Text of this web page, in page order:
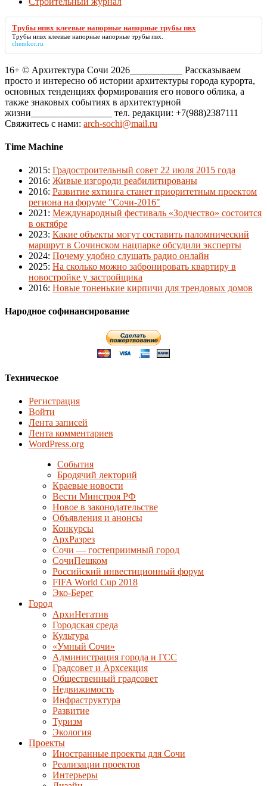
Трубы нпвх клеевые напорные напорные трубы пвх
Трубы нпвх клеевые напорные напорные трубы пвх
chemkor.ru
16+ © Архитектура Сочи 2026___________ Рассказываем
просто и интересно об истории архитектуры города курорта,
основных тенденциях формирования его нового облика, а
также знаковых событиях в архитектурной
жизни_________________ тел. редакции: +7(988)2387111
Свяжитесь с нами: arch-sochi@mail.ru
Time Machine
2015: Градостроительный совет 22 июля 2015 года
2016: Живые изгороди реабилитированы
2016: Развитие яхтинга станет приоритетным проектом
региона на форуме "Сочи-2016"
2021 : Международный фестиваль «Зодчество» состоится
в октябре
2023: Какие объекты могут составить паломнический
маршрут в Сочинском нацпарке обсудили эксперты
2024: Почему удобно слушать радио онлайн
2025: На сколько можно забронировать квартиру в
новостройке у застройщика
2016: Новые тоненькие кирпичи для трендовых домов
Народное софинансирование
Техническое
Регистрация
Войти
Лента записей
Лента комментариев
WordPress.org
События
Бродячий лекторий
Краевые новости
Вести Минстроя РФ
Новое в законодательстве
Объявления и анонсы
Конкурсы
АрхРазрез
Сочи — гостеприимный город
СочиПешком
Российский инвестиционный форум
FIFA World Cup 2018
Эко-Берег
Город
АрхиНегатив
Городская среда
Культура
«Умный Сочи»
Администрация города и ГСС
Градсовет и Архсекция
Общественный градсовет
Недвижимость
Инфраструктура
Развитие
Туризм
Экология
Проекты
Иностранные проекты для Сочи
Реализации проектов
Интерьеры